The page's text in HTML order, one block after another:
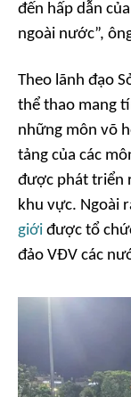
đến hấp dẫn
ngoài nước”,
Theo lãnh đạo
thể thao mang
những môn võ
tảng của các
được phát triển
khu vực. Ngoài
giới được tổ
đảo VĐV các